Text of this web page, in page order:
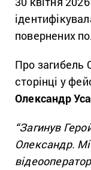
повернених
Про загибель
сторінці у
Олександр
“Загинув
Олександр.